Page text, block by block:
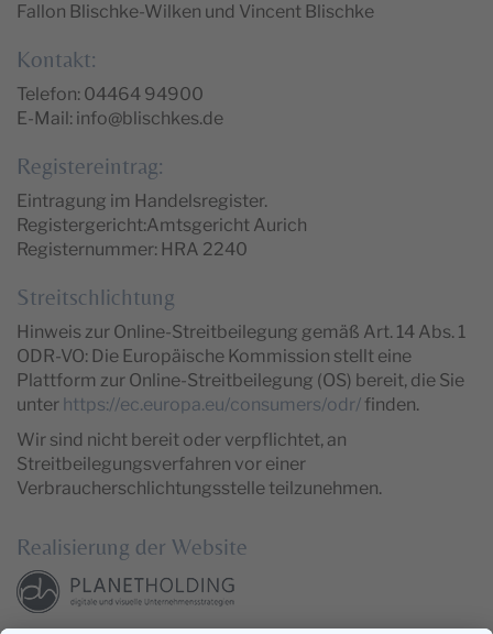
Fallon Blischke-Wilken und Vincent Blischke
Kontakt:
Telefon: 04464 94900
E-Mail: info@blischkes.de
Registereintrag:
Eintragung im Handelsregister.
Registergericht:Amtsgericht Aurich
Registernummer: HRA 2240
Streitschlichtung
Hinweis zur Online-Streitbeilegung gemäß Art. 14 Abs. 1
ODR-VO: Die Europäische Kommission stellt eine
Plattform zur Online-Streitbeilegung (OS) bereit, die Sie
unter https://ec.europa.eu/consumers/odr/ finden.
Wir sind nicht bereit oder verpflichtet, an
Streitbeilegungsverfahren vor einer
Verbraucherschlichtungsstelle teilzunehmen.
Realisierung der Website